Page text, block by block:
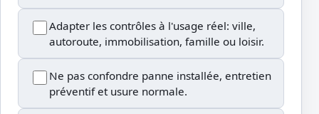
Adapter les contrôles à l'usage réel: ville,
autoroute, immobilisation, famille ou loisir.
Ne pas confondre panne installée, entretien
préventif et usure normale.